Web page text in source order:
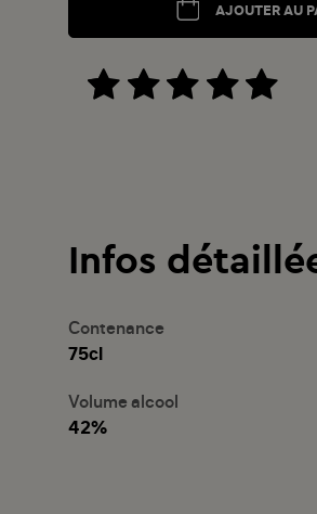
AJOUTER AU
Infos
Contenance
75cl
Volume alcool
42%